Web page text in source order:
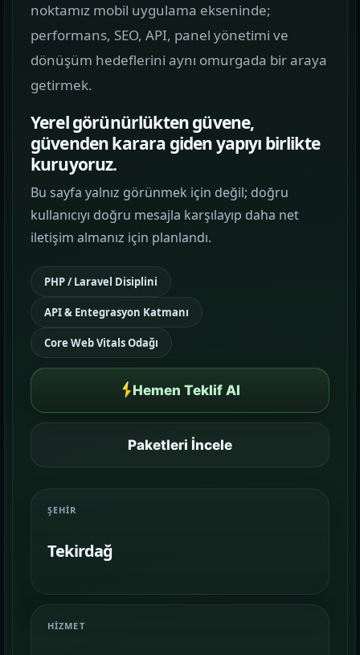
E-ticaret Sitesi Tasarımı
SATIŞ VITRINI
SEO & Dijital Pazarlama
ARAMA GÖRÜNÜRLÜĞÜ
Google Reklam Yönetimi
Sosyal Medya Yönetimi
MARKA İLETIŞIMI
03 Temalar
Sektörünüze uygun hazır yapı ve demo
Paketler
Kurulum, içerik ve teslim kapsamını daha net
İletişim
noktamız mobil uygulama ekseninde;
performans, SEO, API, panel yönetimi ve
dönüşüm hedeflerini aynı omurgada bir araya
getirmek.
Yerel görünürlükten güvene,
güvenden karara giden yapıyı birlikte
kuruyoruz.
Bu sayfa yalnız görünmek için değil; doğru
kullanıcıyı doğru mesajla karşılayıp daha net
iletişim almanız için planlandı.
PHP / Laravel Disiplini
API & Entegrasyon Katmanı
Core Web Vitals Odağı
Hemen Teklif Al
Paketleri İncele
ŞEHIR
Tekirdağ
HIZMET